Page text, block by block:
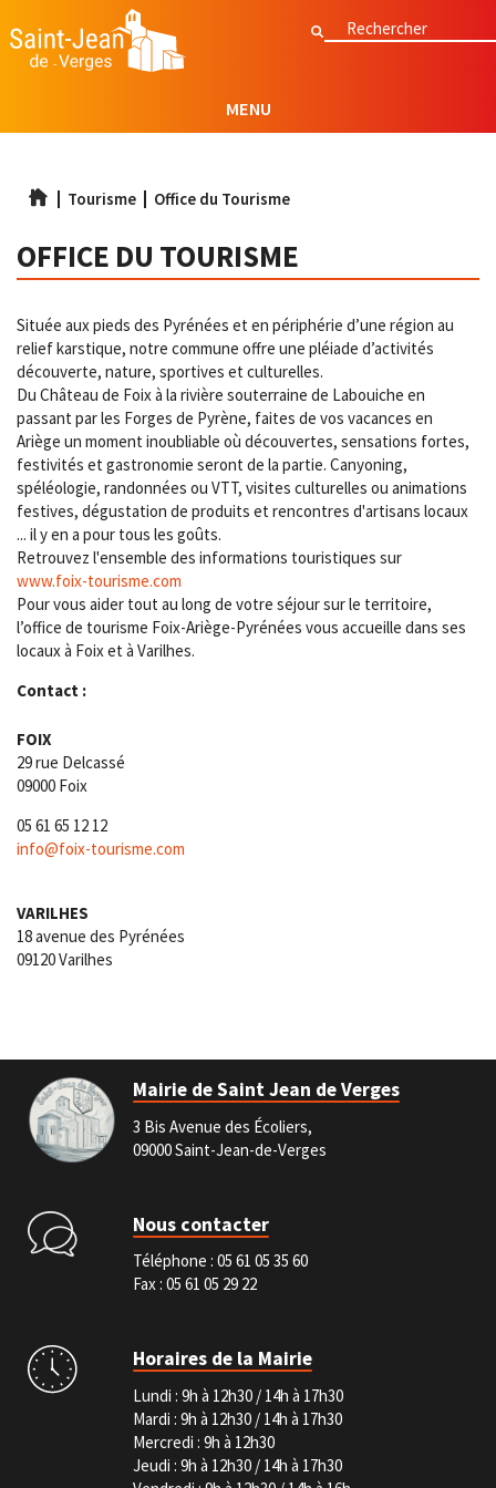
au
contenu
Rechercher
Rechercher
MENU
Tourisme Office du Tourisme
OFFICE DU TOURISME
Située aux pieds des Pyrénées et en périphérie d’une région au
relief karstique, notre commune offre une pléiade d’activités
découverte, nature, sportives et culturelles.
Du Château de Foix à la rivière souterraine de Labouiche en
passant par les Forges de Pyrène, faites de vos vacances en
Ariège un moment inoubliable où découvertes, sensations fortes,
festivités et gastronomie seront de la partie. Canyoning,
spéléologie, randonnées ou VTT, visites culturelles ou animations
festives, dégustation de produits et rencontres d'artisans locaux
... il y en a pour tous les goûts.
Retrouvez l'ensemble des informations touristiques sur
www.foix-tourisme.com
Pour vous aider tout au long de votre séjour sur le territoire,
l’office de tourisme Foix-Ariège-Pyrénées vous accueille dans ses
locaux à Foix et à Varilhes.
Contact :
FOIX
29 rue Delcassé
09000 Foix
05 61 65 12 12
info@foix-tourisme.com
VARILHES
18 avenue des Pyrénées
09120 Varilhes
Mairie de Saint Jean de Verges
3 Bis Avenue des Écoliers,
09000 Saint-Jean-de-Verges
Nous contacter
Téléphone : 05 61 05 35 60
Fax : 05 61 05 29 22
Horaires de la Mairie
Lundi : 9h à 12h30 / 14h à 17h30
Mardi : 9h à 12h30 / 14h à 17h30
Mercredi : 9h à 12h30
Jeudi : 9h à 12h30 / 14h à 17h30